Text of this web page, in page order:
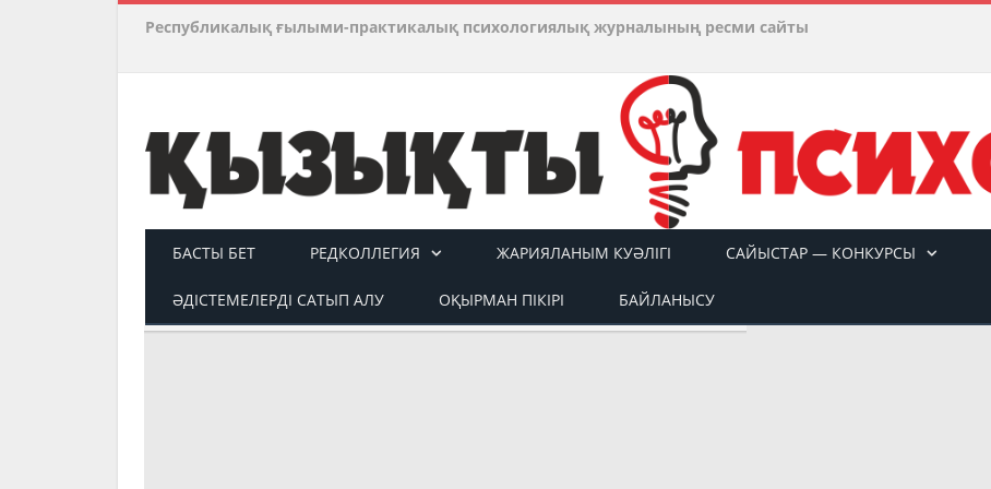
Республикалық ғылыми-практикалық психологиялық журналының ресми сайты
БАСТЫ БЕТ РЕДКОЛЛЕГИЯ ЖАРИЯЛАНЫМ КУӘЛІГІ САЙЫСТАР — КОНКУРСЫ
ӘДІСТЕМЕЛЕРДІ САТЫП АЛУ ОҚЫРМАН ПІКІРІ БАЙЛАНЫСУ